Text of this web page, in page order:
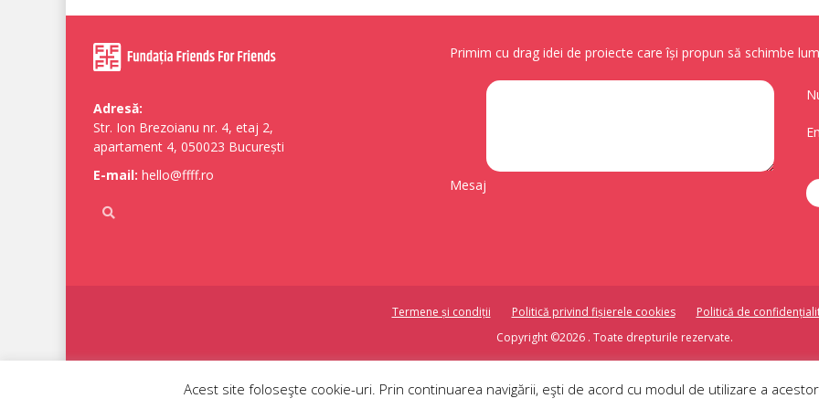
Adresă:
Str. Ion Brezoianu nr. 4, etaj 2,
apartament 4, 050023 București
E-mail: hello@ffff.ro
Primim cu drag idei de proiecte care își propun să schimbe
Mesaj
Termene și condiții Politică privind fișierele cookies
Politică de
Copyright ©2026 . Toate drepturile rezervate.
Acest site foloseşte cookie-uri. Prin continuarea navigării, eşti de acord cu modul de utilizare a